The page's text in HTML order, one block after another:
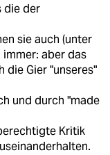
die der
sie auch (unter
aber das
die Gier "unseres"
und durch "made
Kritik